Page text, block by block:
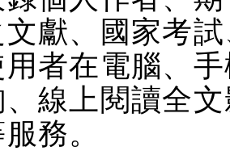
文獻、國家考
用者在電腦、
、線上閱讀全
務。